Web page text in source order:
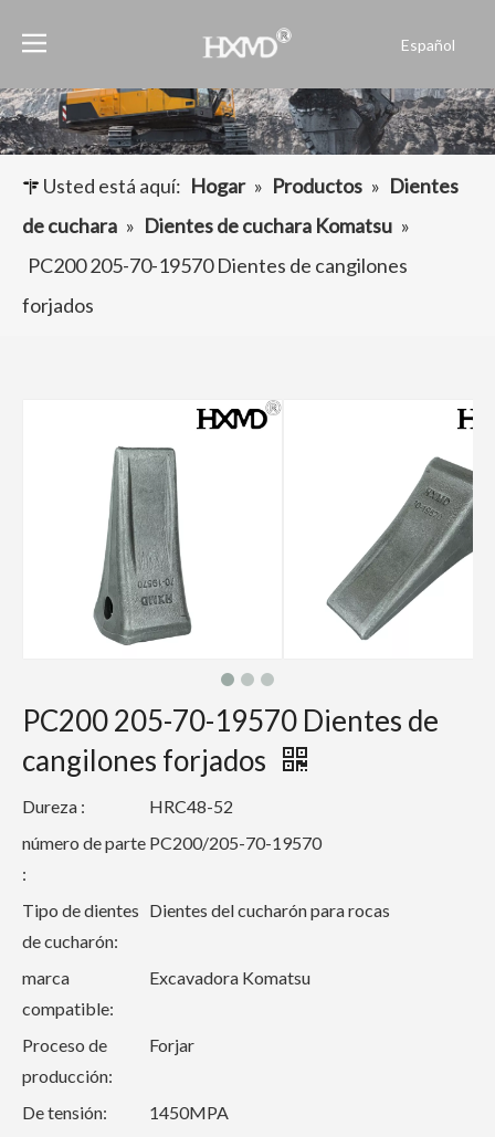
Español
العربية
Français
Pусский
Usted está aquí: Hogar » Productos » Dientes
de cuchara » Dientes de cuchara Komatsu »
PC200 205-70-19570 Dientes de cangilones
forjados
PC200 205-70-19570 Dientes de
cangilones forjados
Dureza :
HRC48-52
número de parte
:
PC200/205-70-19570
Tipo de dientes
de cucharón:
Dientes del cucharón para rocas
marca
compatible:
Excavadora Komatsu
Proceso de
producción:
Forjar
De tensión:
1450MPA